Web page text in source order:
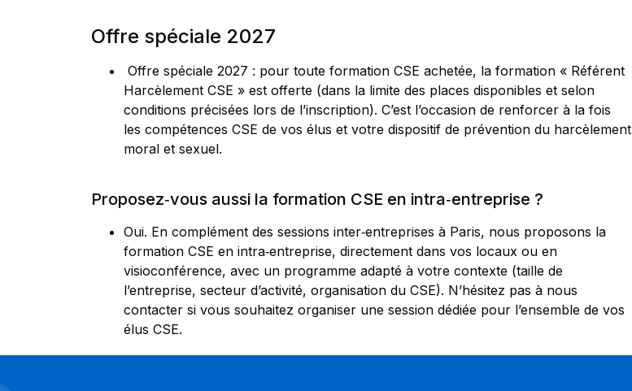
Offre spéciale 2027
Offre spéciale 2027 : pour toute formation CSE achetée, la formation « Référent
Harcèlement CSE » est offerte (dans la limite des places disponibles et selon
conditions précisées lors de l’inscription). C’est l’occasion de renforcer à la fois
les compétences CSE de vos élus et votre dispositif de prévention du harcèlement
moral et sexuel.
Proposez‑vous aussi la formation CSE en intra‑entreprise ?
Oui. En complément des sessions inter‑entreprises à Paris, nous proposons la
formation CSE en intra‑entreprise, directement dans vos locaux ou en
visioconférence, avec un programme adapté à votre contexte (taille de
l’entreprise, secteur d’activité, organisation du CSE). N’hésitez pas à nous
contacter si vous souhaitez organiser une session dédiée pour l’ensemble de vos
élus CSE.